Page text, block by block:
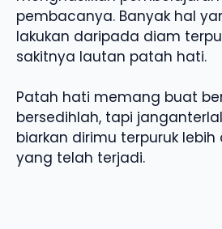
pembacanya. Banyak hal
lakukan daripada diam
sakitnya lautan patah hati.
Patah hati memang buat
bersedihlah, tapi
biarkan dirimu terpuruk
yang telah terjadi.